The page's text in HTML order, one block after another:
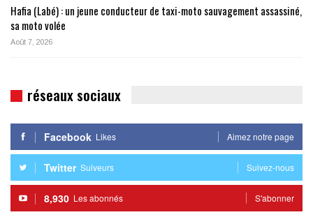
Hafia (Labé) : un jeune conducteur de taxi-moto sauvagement assassiné,
sa moto volée
Août 7, 2026
réseaux sociaux
Facebook Likes Aimez notre page
Twitter Suiveurs Suivez-nous
8,930 Les abonnés S'abonner